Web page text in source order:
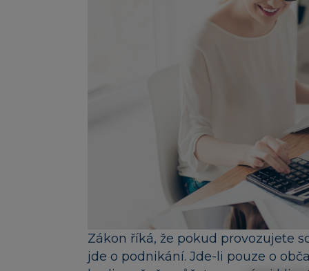
Zákon říká, že pokud provozujete
jde o podnikání. Jde-li pouze o